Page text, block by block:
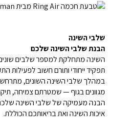
שלבי השינה
הבנת שלבי השינה שלכם
השינה מתחלקת למספר שלבים
תפקיד ייחודי ותורם חשוב לפעילות
במהלך שלבי השינה השונים,
מגוונים בגוף — שמטרתם צמיחה,
הבנה מעמיקה של שלבי השינה
איכות השינה ואת בריאותכם הכוללת.